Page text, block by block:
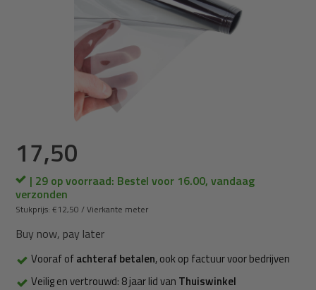
17,50
| 29 op voorraad: Bestel voor 16.00, vandaag
verzonden
Stukprijs:€12,50 /Vierkante meter
Buy now, pay later
Vooraf ofachteraf betalen, ook op factuur voor bedrijven
Veilig en vertrouwd: 8 jaar lid van Thuiswinkel